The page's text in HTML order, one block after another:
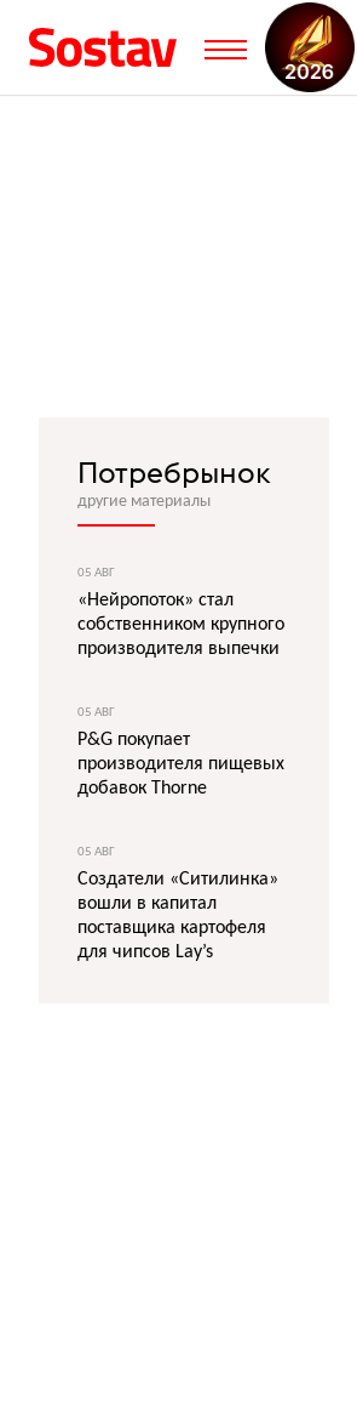
Потребрынок
другие материалы
05 АВГ
«Нейропоток» стал
собственником крупного
производителя выпечки
05 АВГ
P&G покупает
производителя пищевых
добавок Thorne
05 АВГ
Создатели «Ситилинка»
вошли в капитал
поставщика картофеля
для чипсов Lay’s